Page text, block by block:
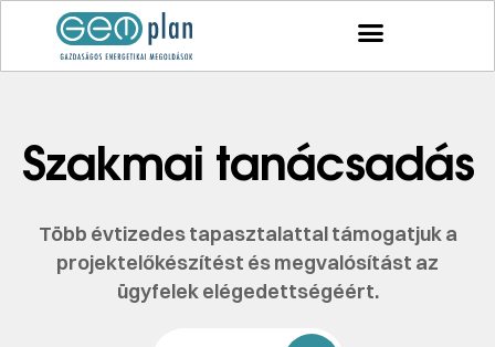
Szakmai tanácsadás
Több évtizedes tapasztalattal támogatjuk a
projektelőkészítést és megvalósítást az
ügyfelek elégedettségéért.